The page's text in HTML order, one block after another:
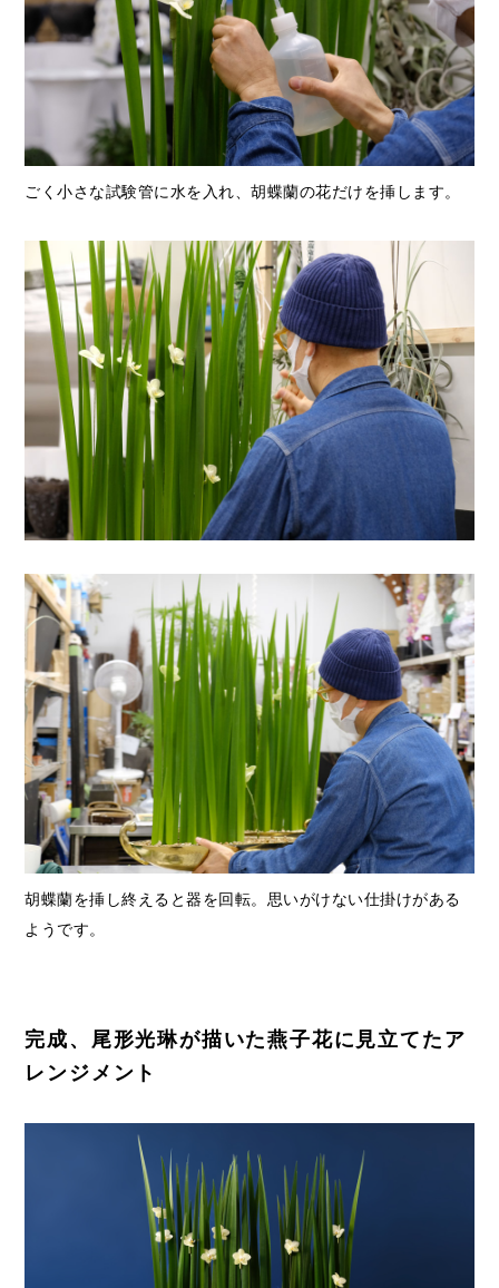
ごく小さな試験管に水を入れ、胡蝶蘭の花だけを挿します。
胡蝶蘭を挿し終えると器を回転。思いがけない仕掛けがある
ようです。
完成、尾形光琳が描いた燕子花に見立てたア
レンジメント